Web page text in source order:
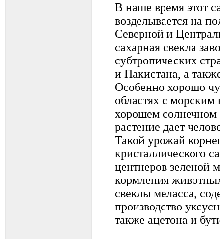
В наше время этот
возделывается на
Северной и
сахарная свекла
субтропических
и Пакистана, а
Особенно хорошо
областях с
хорошем солнечном
растение дает
Такой урожай
кристаллического
центнеров зеленой
кормления
свеклы меласса,
производство
также ацетона и